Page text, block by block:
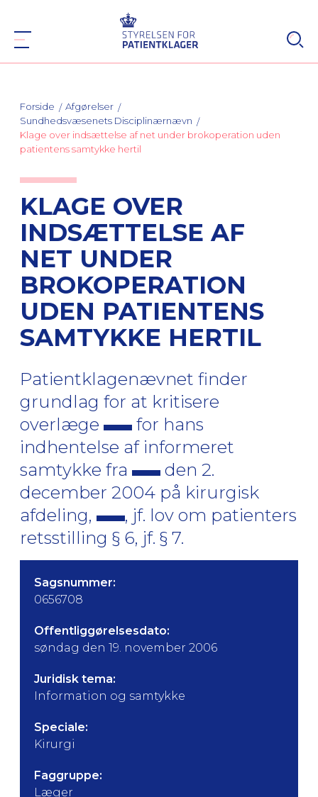
Forside
Afgørelser
Sundhedsvæsenets Disciplinærnævn
Klage over indsættelse af net under brokoperation uden
patientens samtykke hertil
KLAGE OVER
INDSÆTTELSE AF
NET UNDER
BROKOPERATION
UDEN PATIENTENS
SAMTYKKE HERTIL
Patientklagenævnet finder
grundlag for at kritisere
overlæge
for hans
indhentelse af informeret
samtykke fra
den 2.
december 2004 på kirurgisk
afdeling,
, jf. lov om patienters
retsstilling § 6, jf. § 7.
Sagsnummer:
0656708
Offentliggørelsesdato:
søndag den 19. november 2006
Juridisk tema:
Information og samtykke
Speciale:
Kirurgi
Faggruppe:
Læger